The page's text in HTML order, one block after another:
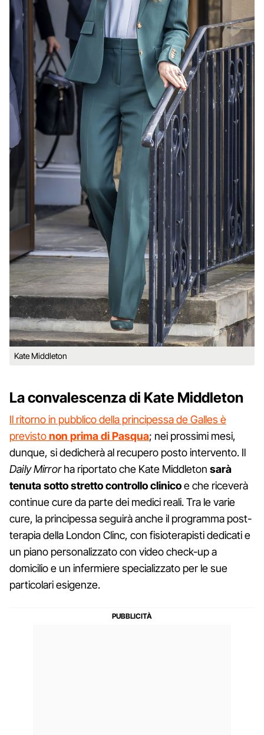
Kate Middleton
La convalescenza di Kate Middleton
Il ritorno in pubblico della principessa de Galles è
previstonon prima di Pasqua; nei prossimi mesi,
dunque, si dedicherà al recupero posto intervento. Il
DailyMirrorha riportato che Kate Middleton sarà
tenuta sotto stretto controllo clinicoe che riceverà
continue cure da parte dei medici reali. Tra le varie
cure, la principessa seguirà anche il programma post-
terapia della London Clinc, con fisioterapisti dedicati e
un piano personalizzato con video check-up a
domicilio e un infermiere specializzato per le sue
particolari esigenze.